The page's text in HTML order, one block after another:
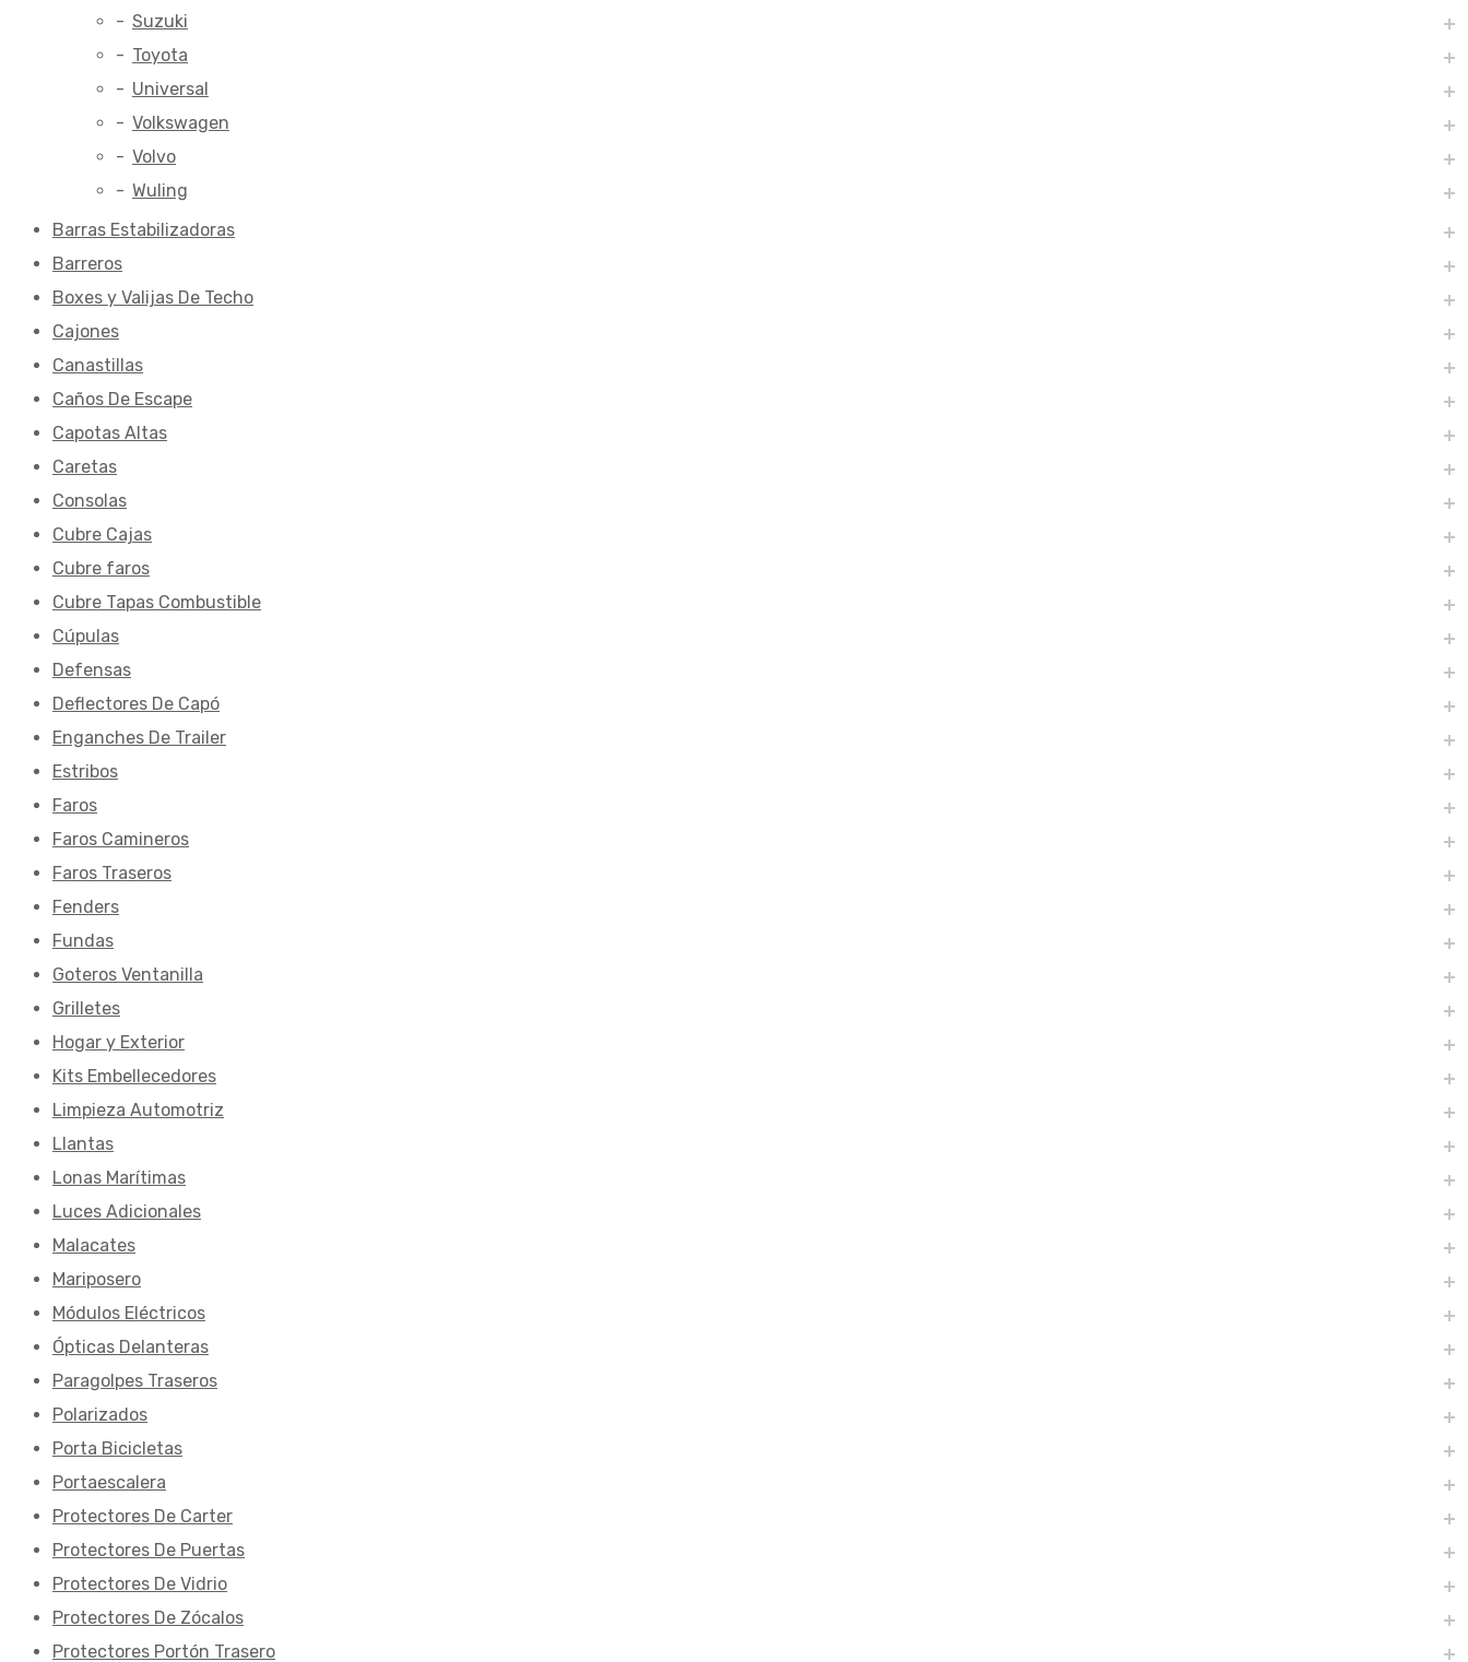
Suzuki
Toyota
Universal
Volkswagen
Volvo
Wuling
Barras Estabilizadoras
Barreros
Boxes y Valijas De Techo
Cajones
Canastillas
Caños De Escape
Capotas Altas
Caretas
Consolas
Cubre Cajas
Cubre faros
Cubre Tapas Combustible
Cúpulas
Defensas
Deflectores De Capó
Enganches De Trailer
Estribos
Faros
Faros Camineros
Faros Traseros
Fenders
Fundas
Goteros Ventanilla
Grilletes
Hogar y Exterior
Kits Embellecedores
Limpieza Automotriz
Llantas
Lonas Marítimas
Luces Adicionales
Malacates
Mariposero
Módulos Eléctricos
Ópticas Delanteras
Paragolpes Traseros
Polarizados
Porta Bicicletas
Portaescalera
Protectores De Carter
Protectores De Puertas
Protectores De Vidrio
Protectores De Zócalos
Protectores Portón Trasero